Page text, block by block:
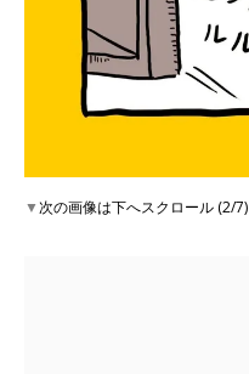
▼次の画像は下へスクロール (2/7)